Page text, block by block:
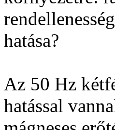
hatása?
Az 50 Hz
hatással